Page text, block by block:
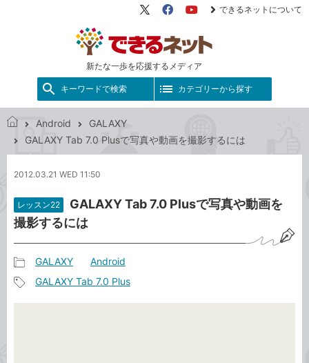
新たな一歩を応援するメディア
X（旧
FacebookYouTube
できるネットについて
キーワードで検索 カテゴリーから探す
で
ネ
ト
Android
GALAXY
GALAXY Tab 7.0 Plusで写真や動画を撮影するには
2012.03.21 WED 11:50
レッスン22
GALAXY Tab 7.0 Plusで写真や動画を
撮影するには
事
カ
GALAXY Android
GALAXY Tab 7.0 Plus